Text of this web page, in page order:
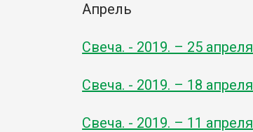
Апрель
Свеча. - 2019. – 25 апреля
Свеча. - 2019. – 18 апреля
Свеча. - 2019. – 11 апреля